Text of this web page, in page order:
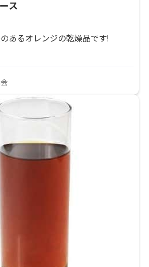
ス
あるオレンジの乾燥品です!